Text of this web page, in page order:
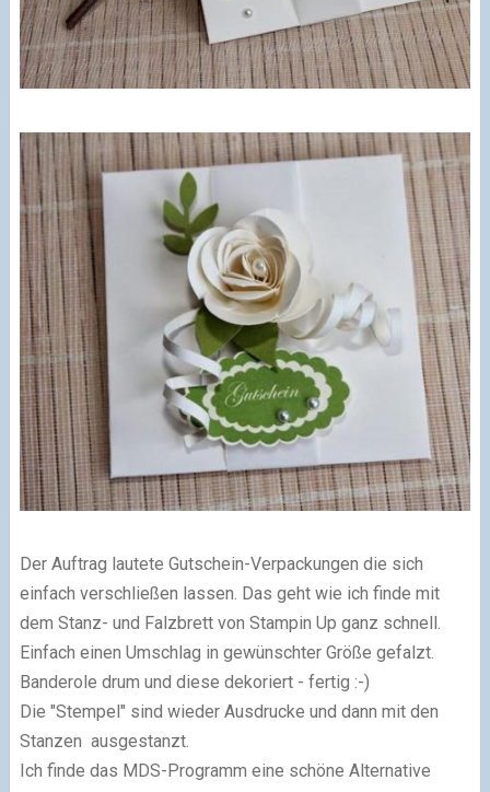
Der Auftrag lautete Gutschein-Verpackungen die sich
einfach verschließen lassen. Das geht wie ich finde mit
dem Stanz- und Falzbrett von Stampin Up ganz schnell.
Einfach einen Umschlag in gewünschter Größe gefalzt.
Banderole drum und diese dekoriert - fertig :-)
Die "Stempel" sind wieder Ausdrucke und dann mit den
Stanzen ausgestanzt.
Ich finde das MDS-Programm eine schöne Alternative